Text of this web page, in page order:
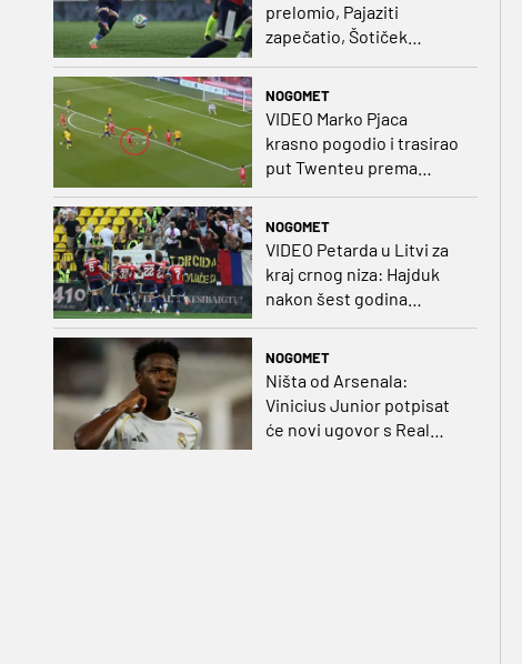
prelomio, Pajaziti
zapečatio, Šotiček
NOGOMET
VIDEO Marko Pjaca
krasno pogodio i trasirao
put Twenteu prema
važnoj pobjedi
NOGOMET
VIDEO Petarda u Litvi za
kraj crnog niza: Hajduk
nakon šest godina
NOGOMET
Ništa od Arsenala:
Vinicius Junior potpisat
će novi ugovor s Real